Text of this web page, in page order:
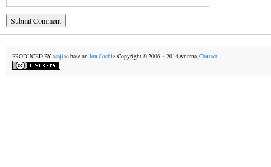
PRODUCED BYaaajiao.base onJon Cockle. Copyright © 2006－2014 wnmna,.Contact